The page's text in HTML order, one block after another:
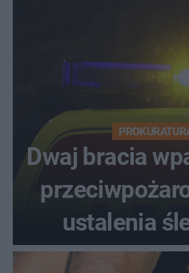
Dwaj bracia
ustalenia